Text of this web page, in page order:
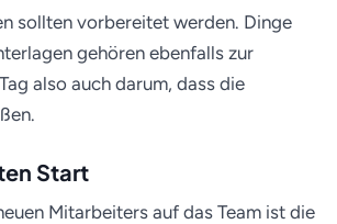
sollten vorbereitet werden. Dinge
gehören ebenfalls zur
also auch darum, dass die
Start
Mitarbeiters auf das Team ist die